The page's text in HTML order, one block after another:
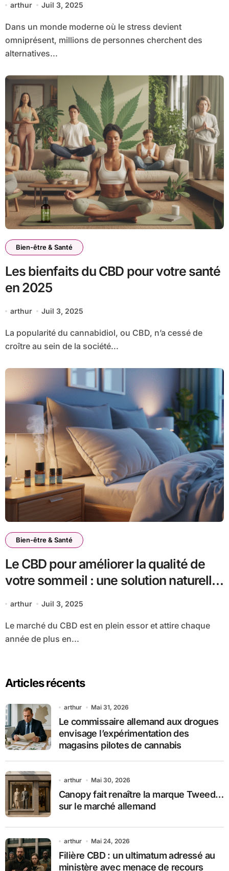
arthur Juil 3, 2025
Dans un monde moderne où le stress devient
omniprésent, millions de personnes cherchent des
alternatives...
Bien-être & Santé
Les bienfaits du CBD pour votre santé
en 2025
arthur Juil 3, 2025
La popularité du cannabidiol, ou CBD, n’a cessé de
croître au sein de la société...
Bien-être & Santé
Le CBD pour améliorer la qualité de
votre sommeil : une solution naturelle
arthur Juil 3, 2025
Le marché du CBD est en plein essor et attire chaque
année de plus en...
Articles récents
arthur Mai 31, 2026
Le commissaire allemand aux drogues
envisage l’expérimentation des
magasins pilotes de cannabis
arthur Mai 30, 2026
Canopy fait renaître la marque Tweed…
sur le marché allemand
arthur Mai 24, 2026
Filière CBD : un ultimatum adressé au
ministère avec menace de recours